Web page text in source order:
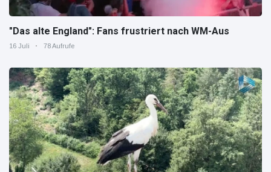
"Das alte England": Fans frustriert nach WM-Aus
16 Juli 78 Aufrufe